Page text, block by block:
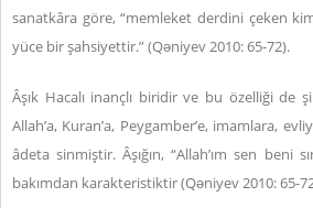
sanatkâra göre, “memleket derdini çeken
yüce bir şahsiyettir.” (Qəniyev 2010: 65-72).
Âşık Hacalı inançlı biridir ve bu özelliği de
Allah’a, Kuran’a, Peygamber’e, imamlara,
âdeta sinmiştir. Âşığın, “Allah’ım sen beni
bakımdan karakteristiktir (Qəniyev 2010: 65-